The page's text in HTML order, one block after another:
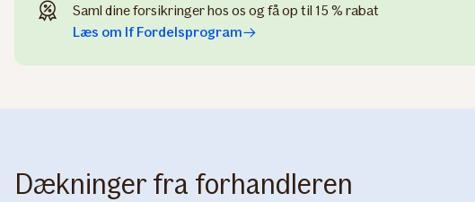
Saml dine forsikringer hos os og få op til 15 % rabat
Læs om If Fordelsprogram
Dækninger fra forhandleren